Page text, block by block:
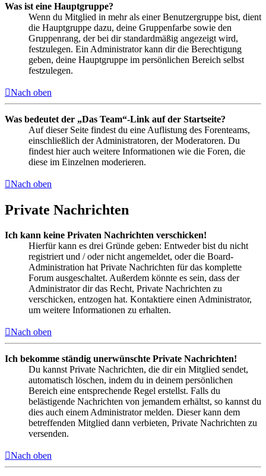
Was ist eine Hauptgruppe?
Wenn du Mitglied in mehr als einer Benutzergruppe bist, dient
die Hauptgruppe dazu, deine Gruppenfarbe sowie den
Gruppenrang, der bei dir standardmäßig angezeigt wird,
festzulegen. Ein Administrator kann dir die Berechtigung
geben, deine Hauptgruppe im persönlichen Bereich selbst
festzulegen.
Nach oben
Was bedeutet der „Das Team“-Link auf der Startseite?
Auf dieser Seite findest du eine Auflistung des Forenteams,
einschließlich der Administratoren, der Moderatoren. Du
findest hier auch weitere Informationen wie die Foren, die
diese im Einzelnen moderieren.
Nach oben
Private Nachrichten
Ich kann keine Privaten Nachrichten verschicken!
Hierfür kann es drei Gründe geben: Entweder bist du nicht
registriert und / oder nicht angemeldet, oder die Board-
Administration hat Private Nachrichten für das komplette
Forum ausgeschaltet. Außerdem könnte es sein, dass der
Administrator dir das Recht, Private Nachrichten zu
verschicken, entzogen hat. Kontaktiere einen Administrator,
um weitere Informationen zu erhalten.
Nach oben
Ich bekomme ständig unerwünschte Private Nachrichten!
Du kannst Private Nachrichten, die dir ein Mitglied sendet,
automatisch löschen, indem du in deinem persönlichen
Bereich eine entsprechende Regel erstellst. Falls du
belästigende Nachrichten von jemandem erhältst, so kannst du
dies auch einem Administrator melden. Dieser kann dem
betreffenden Mitglied dann verbieten, Private Nachrichten zu
versenden.
Nach oben